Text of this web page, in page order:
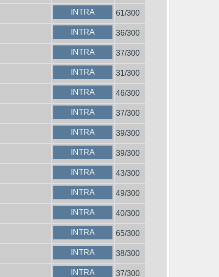
INTRA 61/300
INTRA 36/300
INTRA 37/300
INTRA 31/300
INTRA 46/300
INTRA 37/300
INTRA 39/300
INTRA 39/300
INTRA 43/300
INTRA 49/300
INTRA 40/300
INTRA 65/300
INTRA 38/300
INTRA 37/300